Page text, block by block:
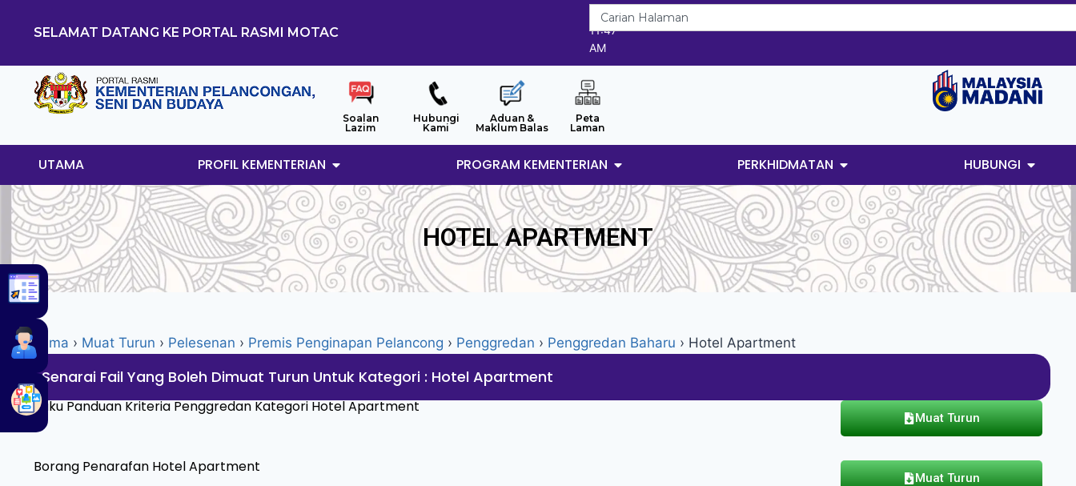
SELAMAT DATANG KE PORTAL RASMI MOTAC
7/8/2026
11:47
AM
Soalan
Lazim
Hubungi
Kami
Aduan &
Maklum Balas
Peta
Laman
UTAMA PROFIL KEMENTERIAN PROGRAM KEMENTERIAN PERKHIDMATAN HUBUNGI
HOTEL APARTMENT
Utama › Muat Turun › Pelesenan › Premis Penginapan Pelancong › Penggredan › Penggredan Baharu › Hotel Apartment
Senarai Fail Yang Boleh Dimuat Turun Untuk Kategori : Hotel Apartment
Buku Panduan Kriteria Penggredan Kategori Hotel Apartment
Muat Turun
Borang Penarafan Hotel Apartment
Muat Turun